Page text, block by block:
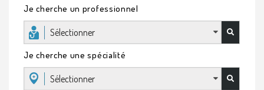
Je cherche un professionnel
Sélectionner
Je cherche une spécialité
Sélectionner